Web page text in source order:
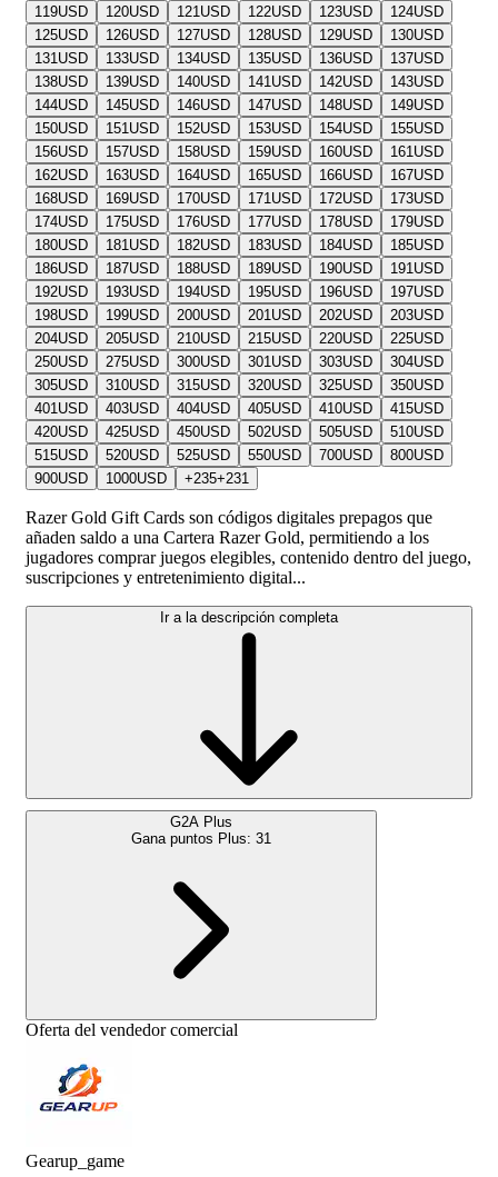
119USD 120USD 121USD 122USD 123USD 124USD
125USD 126USD 127USD 128USD 129USD 130USD
131USD 133USD 134USD 135USD 136USD 137USD
138USD 139USD 140USD 141USD 142USD 143USD
144USD 145USD 146USD 147USD 148USD 149USD
150USD 151USD 152USD 153USD 154USD 155USD
156USD 157USD 158USD 159USD 160USD 161USD
162USD 163USD 164USD 165USD 166USD 167USD
168USD 169USD 170USD 171USD 172USD 173USD
174USD 175USD 176USD 177USD 178USD 179USD
180USD 181USD 182USD 183USD 184USD 185USD
186USD 187USD 188USD 189USD 190USD 191USD
192USD 193USD 194USD 195USD 196USD 197USD
198USD 199USD 200USD 201USD 202USD 203USD
204USD 205USD 210USD 215USD 220USD 225USD
250USD 275USD 300USD 301USD 303USD 304USD
305USD 310USD 315USD 320USD 325USD 350USD
401USD 403USD 404USD 405USD 410USD 415USD
420USD 425USD 450USD 502USD 505USD 510USD
515USD 520USD 525USD 550USD 700USD 800USD
900USD 1000USD +235+231
Razer Gold Gift Cards son códigos digitales prepagos que
añaden saldo a una Cartera Razer Gold, permitiendo a los
jugadores comprar juegos elegibles, contenido dentro del juego,
suscripciones y entretenimiento digital...
Ir a la descripción completa
G2A Plus
Gana puntos Plus: 31
Oferta del vendedor comercial
Gearup_game